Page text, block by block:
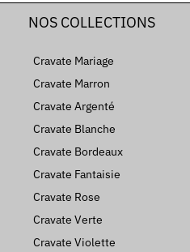
NOS COLLECTIONS
Cravate Mariage
Cravate Marron
Cravate Argenté
Cravate Blanche
Cravate Bordeaux
Cravate Fantaisie
Cravate Rose
Cravate Verte
Cravate Violette